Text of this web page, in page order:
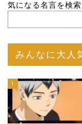
気になる名言を検索
みんなに大人
1